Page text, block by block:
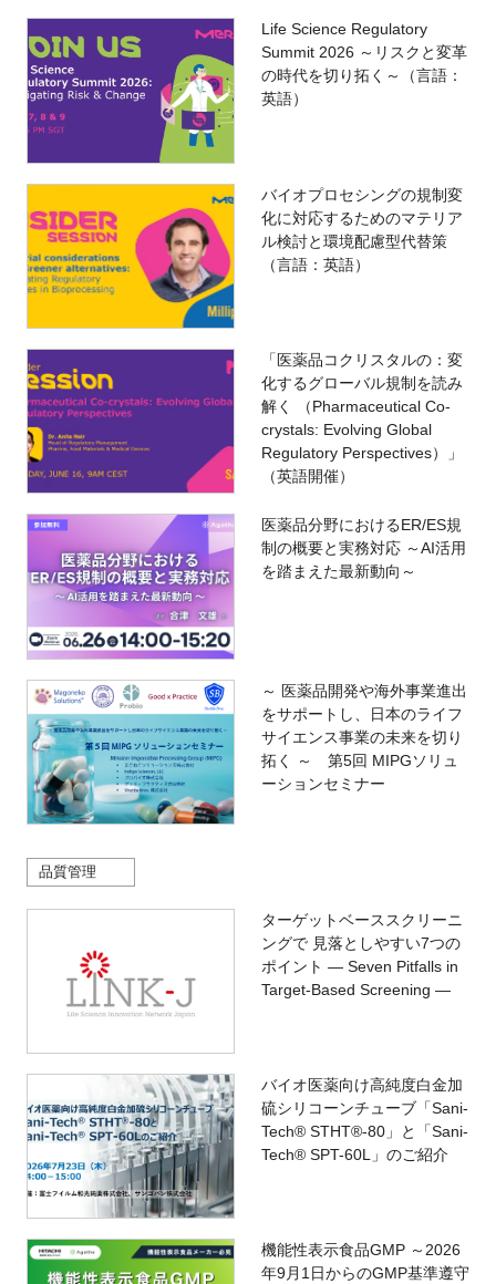
Life Science Regulatory
Summit 2026 ～リスクと変革
の時代を切り拓く～（言語：
英語）
バイオプロセシングの規制変
化に対応するためのマテリア
ル検討と環境配慮型代替策
（言語：英語）
「医薬品コクリスタルの：変
化するグローバル規制を読み
解く （Pharmaceutical Co-
crystals: Evolving Global
Regulatory Perspectives）」
（英語開催）
医薬品分野におけるER/ES規
制の概要と実務対応 ～AI活用
を踏まえた最新動向～
～ 医薬品開発や海外事業進出
をサポートし、日本のライフ
サイエンス事業の未来を切り
拓く ～ 第5回 MIPGソリュ
ーションセミナー
品質管理
ターゲットベーススクリーニ
ングで 見落としやすい7つの
ポイント — Seven Pitfalls in
Target-Based Screening —
バイオ医薬向け高純度白金加
硫シリコーンチューブ「Sani-
Tech® STHT®-80」と「Sani-
Tech® SPT-60L」のご紹介
機能性表示食品GMP ～2026
年9月1日からのGMP基準遵守